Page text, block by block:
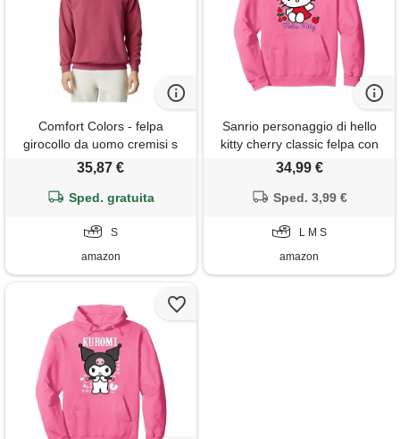
Comfort Colors - felpa
girocollo da uomo cremisi s
35,87 €
Sped. gratuita
S
amazon
Sanrio personaggio di hello
kitty cherry classic felpa con
cappuccio, unisex per adulti,
34,99 €
Sped. 3,99 €
L M S
amazon